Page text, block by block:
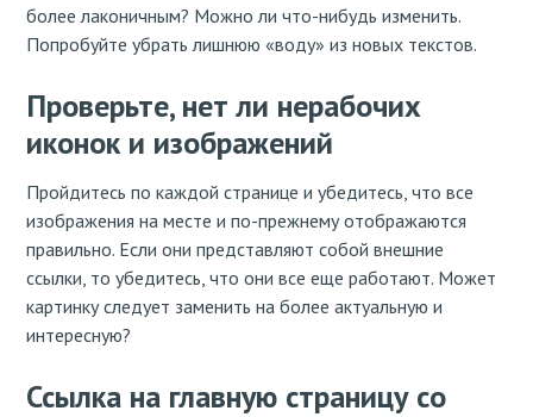
более лаконичным? Можно ли что-нибудь изменить.
Попробуйте убрать лишнюю «воду» из новых текстов.
Проверьте, нет ли нерабочих
иконок и изображений
Пройдитесь по каждой странице и убедитесь, что все
изображения на месте и по-прежнему отображаются
правильно. Если они представляют собой внешние
ссылки, то убедитесь, что они все еще работают. Может
картинку следует заменить на более актуальную и
интересную?
Ссылка на главную страницу со